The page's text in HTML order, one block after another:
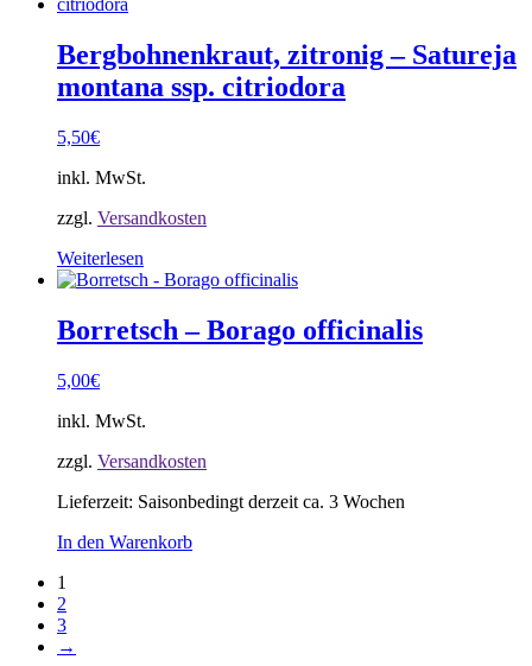
Bergbohnenkraut, zitronig – Satureja
montana ssp. citriodora
5,50€
inkl. MwSt.
zzgl. Versandkosten
Weiterlesen
Borretsch – Borago officinalis
5,00€
inkl. MwSt.
zzgl. Versandkosten
Lieferzeit: Saisonbedingt derzeit ca. 3 Wochen
In den Warenkorb
1
2
3
→